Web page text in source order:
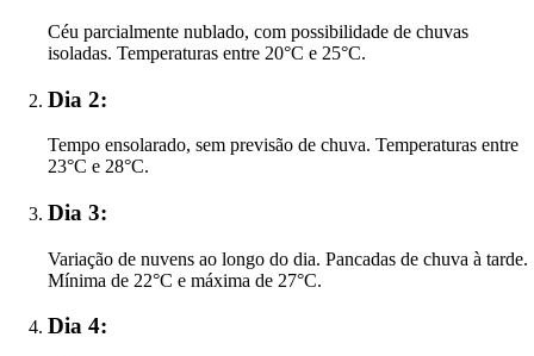
Céu parcialmente nublado, com possibilidade de chuvas
isoladas. Temperaturas entre 20°C e 25°C.
Dia 2:
Tempo ensolarado, sem previsão de chuva. Temperaturas entre
23°C e 28°C.
Dia 3:
Variação de nuvens ao longo do dia. Pancadas de chuva à tarde.
Mínima de 22°C e máxima de 27°C.
Dia 4: